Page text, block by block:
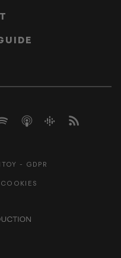
- GDPR